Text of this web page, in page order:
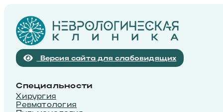
Версия сайта для слабовидящих
Специальности
Хирургия
Ревматология